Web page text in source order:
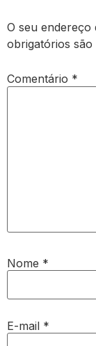
O seu endereço
obrigatórios
Comentário *
Nome *
E-mail *